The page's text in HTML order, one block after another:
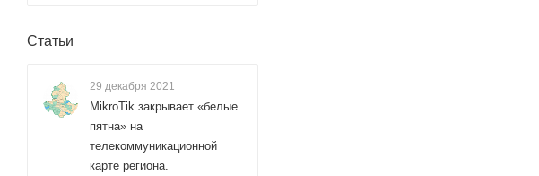
Статьи
29 декабря 2021
MikroTik закрывает «белые
пятна» на
телекоммуникационной
карте региона.